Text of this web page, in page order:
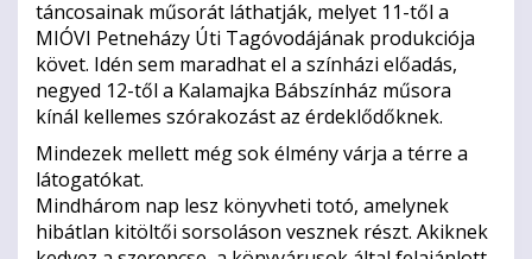
táncosainak műsorát láthatják, melyet 11-től a
MIÓVI Petneházy Úti Tagóvodájának produkciója
követ. Idén sem maradhat el a színházi előadás,
negyed 12-től a Kalamajka Bábszínház műsora
kínál kellemes szórakozást az érdeklődőknek.
Mindezek mellett még sok élmény várja a térre a
látogatókat.
Mindhárom nap lesz könyvheti totó, amelynek
hibátlan kitöltői sorsoláson vesznek részt. Akiknek